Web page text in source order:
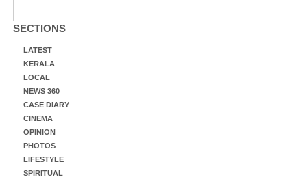
SECTIONS
LATEST
KERALA
LOCAL
NEWS 360
CASE DIARY
CINEMA
OPINION
PHOTOS
LIFESTYLE
SPIRITUAL